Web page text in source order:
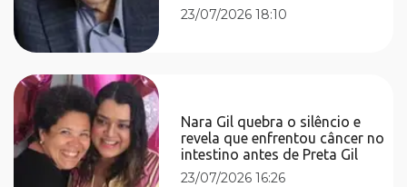
23/07/2026 18:10
Nara Gil quebra o silêncio e
revela que enfrentou câncer no
intestino antes de Preta Gil
23/07/2026 16:26